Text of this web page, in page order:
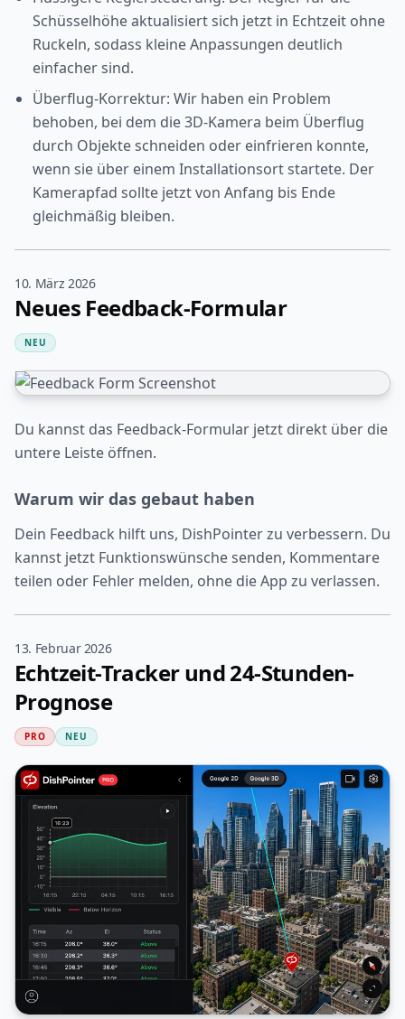
Schüsselhöhe aktualisiert sich jetzt in Echtzeit ohne
Ruckeln, sodass kleine Anpassungen deutlich
einfacher sind.
Überflug-Korrektur: Wir haben ein Problem
behoben, bei dem die 3D-Kamera beim Überflug
durch Objekte schneiden oder einfrieren konnte,
wenn sie über einem Installationsort startete. Der
Kamerapfad sollte jetzt von Anfang bis Ende
gleichmäßig bleiben.
10. März 2026
Neues Feedback-Formular
NEU
Du kannst das Feedback-Formular jetzt direkt über die
untere Leiste öffnen.
Warum wir das gebaut haben
Dein Feedback hilft uns, DishPointer zu verbessern. Du
kannst jetzt Funktionswünsche senden, Kommentare
teilen oder Fehler melden, ohne die App zu verlassen.
13. Februar 2026
Echtzeit-Tracker und 24-Stunden-
Prognose
PRO NEU